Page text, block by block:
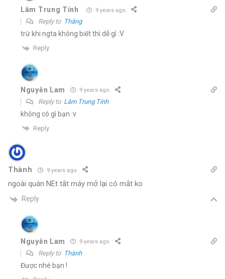
Lâm Trung Tính 9 years ago
Reply to Thắng
trừ khi ngta không biết thì dễ gì :V
Reply
Nguyễn Lam 9 years ago
Reply to Lâm Trung Tính
không có gì bạn :v
Reply
Thành 9 years ago
ngoài quán NEt tắt máy mở lại có mắt ko
Reply
Nguyễn Lam 9 years ago
Reply to Thành
Được nhé bạn !